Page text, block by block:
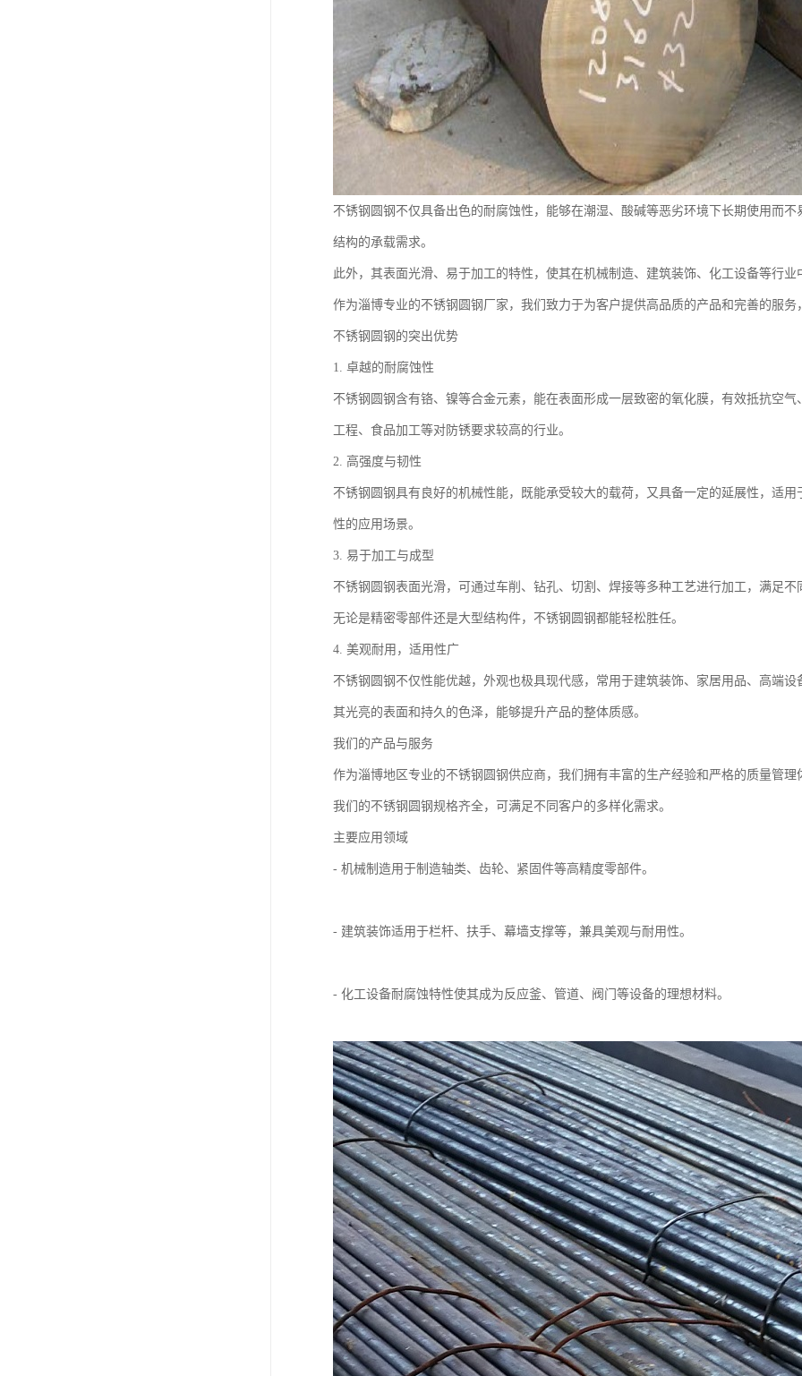
不锈钢圆钢不仅具备出色的耐腐蚀性，能够在潮湿、酸碱等恶劣环境下长期使用而
结构的承载需求。
此外，其表面光滑、易于加工的特性，使其在机械制造、建筑装饰、化工设备等行业
作为淄博专业的不锈钢圆钢厂家，我们致力于为客户提供高品质的产品和完善的服务
不锈钢圆钢的突出优势
1. 卓越的耐腐蚀性
不锈钢圆钢含有铬、镍等合金元素，能在表面形成一层致密的氧化膜，有效抵抗空
工程、食品加工等对防锈要求较高的行业。
2. 高强度与韧性
不锈钢圆钢具有良好的机械性能，既能承受较大的载荷，又具备一定的延展性，适
性的应用场景。
3. 易于加工与成型
不锈钢圆钢表面光滑，可通过车削、钻孔、切割、焊接等多种工艺进行加工，满足不
无论是精密零部件还是大型结构件，不锈钢圆钢都能轻松胜任。
4. 美观耐用，适用性广
不锈钢圆钢不仅性能优越，外观也极具现代感，常用于建筑装饰、家居用品、高端设
其光亮的表面和持久的色泽，能够提升产品的整体质感。
我们的产品与服务
作为淄博地区专业的不锈钢圆钢供应商，我们拥有丰富的生产经验和严格的质量管
我们的不锈钢圆钢规格齐全，可满足不同客户的多样化需求。
主要应用领域
- 机械制造用于制造轴类、齿轮、紧固件等高精度零部件。
- 建筑装饰适用于栏杆、扶手、幕墙支撑等，兼具美观与耐用性。
- 化工设备耐腐蚀特性使其成为反应釜、管道、阀门等设备的理想材料。